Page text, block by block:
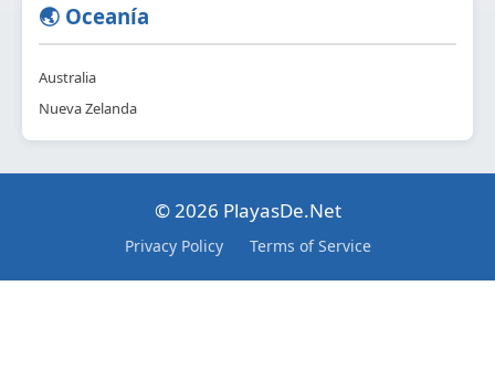
🌏 Oceanía
Australia
Nueva Zelanda
© 2026 PlayasDe.Net
Privacy Policy Terms of Service